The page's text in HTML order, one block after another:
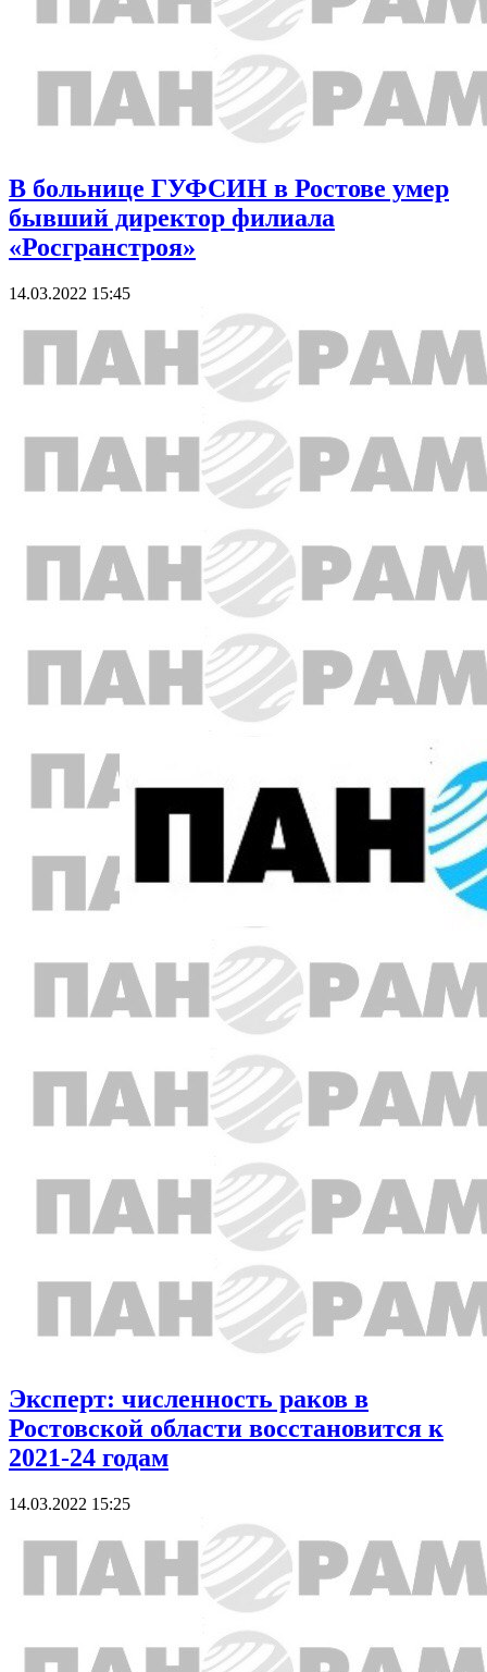
В больнице ГУФСИН в Ростове умер
бывший директор филиала
«Росгранстроя»
14.03.2022 15:45
Эксперт: численность раков в
Ростовской области восстановится к
2021-24 годам
14.03.2022 15:25